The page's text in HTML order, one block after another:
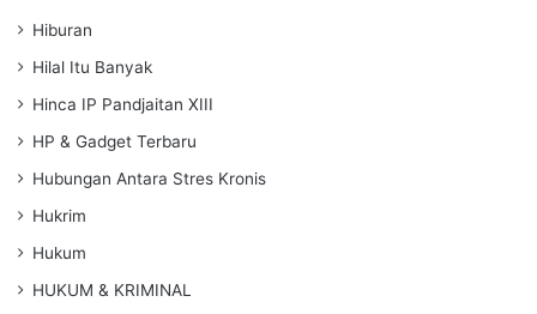
Hiburan
Hilal Itu Banyak
Hinca IP Pandjaitan XIII
HP & Gadget Terbaru
Hubungan Antara Stres Kronis
Hukrim
Hukum
HUKUM & KRIMINAL